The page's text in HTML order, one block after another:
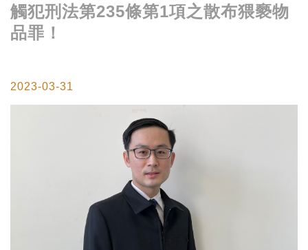
觸犯刑法第235條第1項之散布猥褻物
品罪！
2023-03-31